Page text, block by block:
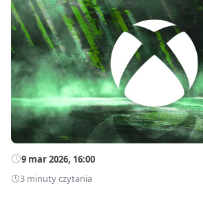
9 mar 2026, 16:00
3 minuty czytania